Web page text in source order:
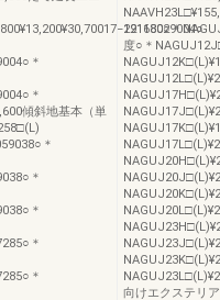
＊
＊
傾斜地基本（単
＊
＊
＊
＊
＊
121180○＊
度○＊
向けエクステリ